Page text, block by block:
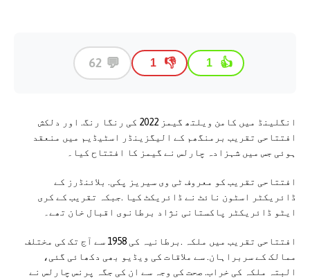
👍
1
👎
1
💬
62
انگلینڈ میں کامن ویلتھ گیمز 2022 کی رنگا رنگ. اور دلکش
افتتاحی تقریب برمنگھم کے الیگزینڈر اسٹیڈیم میں منعقد
ہوئی جس میں شہزادہ چارلس نے گیمز کا افتتاح کیا۔
افتتاحی تقریب کو معروف ٹی وی سیریز پکی. بلائنڈرز کے
ڈائریکٹر اسٹون نائٹ نے ڈائریکٹ کیا .جبکہ تقریب کے کری
ایٹو ڈائریکٹر پاکستانی نژاد برطانوی اقبال خان تھے۔
افتتاحی تقریب میں ملکہ .برطانیہ کی 1958 سے آج تک کی مختلف
ممالک کے سربراہان. سے ملاقات کی ویڈیو بھی دکھائی گئی،
البتہ ملکہ کی خراب. صحت کی وجہ سے ان کی جگہ پرنس چارلس نے